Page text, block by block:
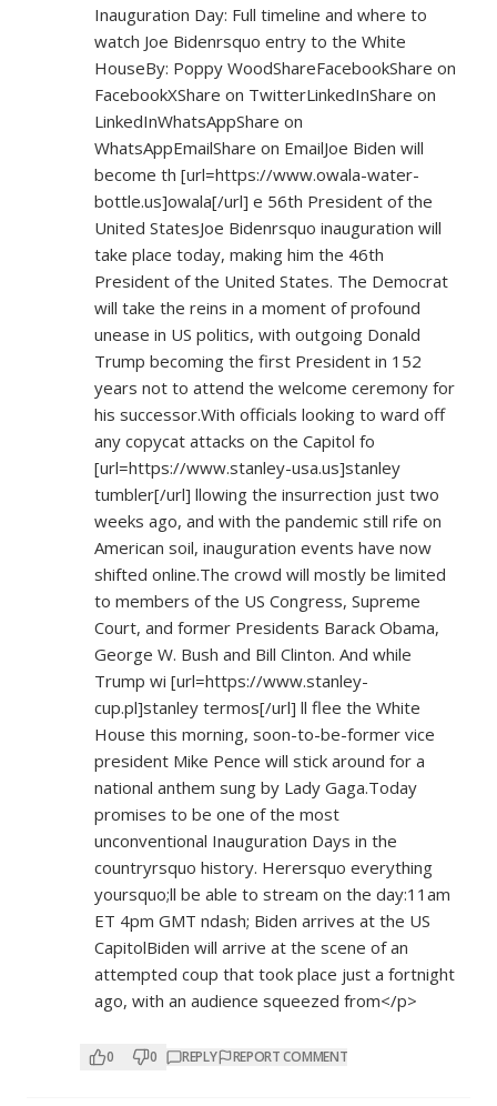
Inauguration Day: Full timeline and where to
watch Joe Bidenrsquo entry to the White
HouseBy: Poppy WoodShareFacebookShare on
FacebookXShare on TwitterLinkedInShare on
LinkedInWhatsAppShare on
WhatsAppEmailShare on EmailJoe Biden will
become th [url=https://www.owala-water-
bottle.us]owala[/url] e 56th President of the
United StatesJoe Bidenrsquo inauguration will
take place today, making him the 46th
President of the United States. The Democrat
will take the reins in a moment of profound
unease in US politics, with outgoing Donald
Trump becoming the first President in 152
years not to attend the welcome ceremony for
his successor.With officials looking to ward off
any copycat attacks on the Capitol fo
[url=https://www.stanley-usa.us]stanley
tumbler[/url] llowing the insurrection just two
weeks ago, and with the pandemic still rife on
American soil, inauguration events have now
shifted online.The crowd will mostly be limited
to members of the US Congress, Supreme
Court, and former Presidents Barack Obama,
George W. Bush and Bill Clinton. And while
Trump wi [url=https://www.stanley-
cup.pl]stanley termos[/url] ll flee the White
House this morning, soon-to-be-former vice
president Mike Pence will stick around for a
national anthem sung by Lady Gaga.Today
promises to be one of the most
unconventional Inauguration Days in the
countryrsquo history. Herersquo everything
yoursquo;ll be able to stream on the day:11am
ET 4pm GMT ndash; Biden arrives at the US
CapitolBiden will arrive at the scene of an
attempted coup that took place just a fortnight
ago, with an audience squeezed from</p>
0 0 REPLY REPORT COMMENT